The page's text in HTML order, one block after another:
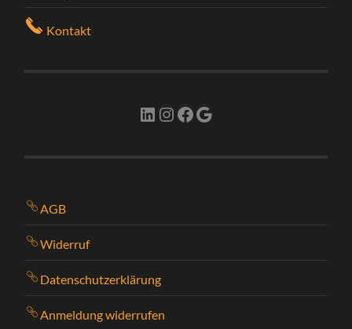
Kontakt
LinkedIn
Instagram
Facebook
Google
AGB
Widerruf
Datenschutzerklärung
Anmeldung widerrufen